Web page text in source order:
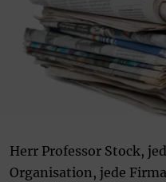
Herr Professor Stock,
Organisation, jede